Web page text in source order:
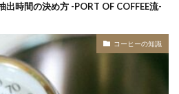
時間の決め方 -PORT OF COFFEE流-
コーヒーの知識